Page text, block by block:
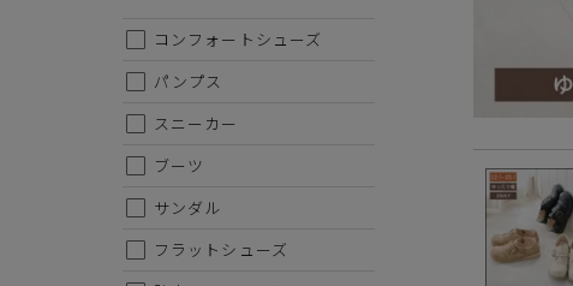
コンフォートシューズ
パンプス
スニーカー
ブーツ
サンダル
フラットシューズ
24cm